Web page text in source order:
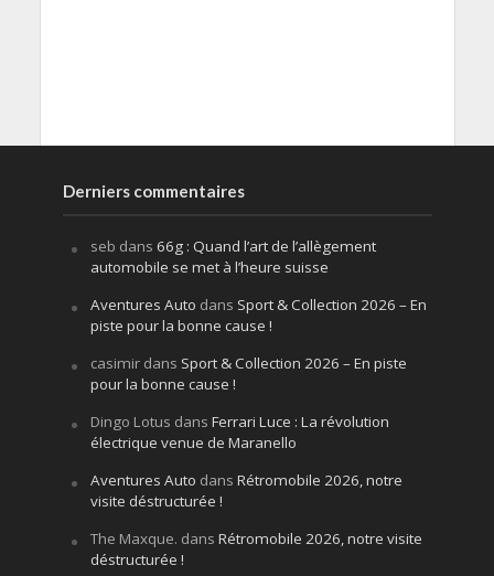
Derniers commentaires
seb dans 66g : Quand l’art de l’allègement
automobile se met à l’heure suisse
Aventures Auto dans Sport & Collection 2026 – En
piste pour la bonne cause !
casimirdans Sport & Collection 2026 – En piste
pour la bonne cause !
Dingo Lotus dans Ferrari Luce : La révolution
électrique venue de Maranello
Aventures Auto dans Rétromobile 2026, notre
visite déstructurée !
The Maxque. dans Rétromobile 2026, notre visite
déstructurée !